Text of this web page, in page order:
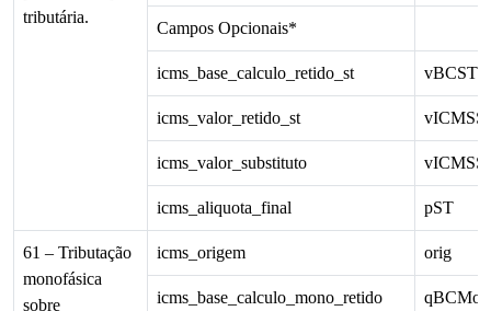
tributária.
Campos Opcionais*
icms_base_calculo_retido_st
icms_valor_retido_st
icms_valor_substituto
icms_aliquota_final pST
61 – Tributação
monofásica
sobre
icms_origem orig
icms_base_calculo_mono_retido